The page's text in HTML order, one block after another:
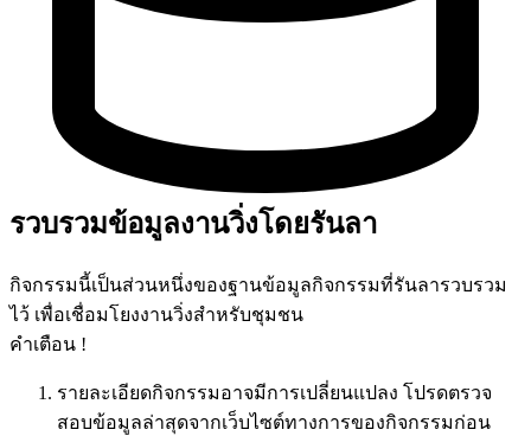
รวบรวมข้อมูลงานวิ่งโดยรันลา
กิจกรรมนี้เป็นส่วนหนึ่งของฐานข้อมูลกิจกรรมที่รันลารวบรวม
ไว้ เพื่อเชื่อมโยงงานวิ่งสำหรับชุมชน
คำเตือน !
รายละเอียดกิจกรรมอาจมีการเปลี่ยนแปลง โปรดตรวจ
สอบข้อมูลล่าสุดจากเว็บไซต์ทางการของกิจกรรมก่อน